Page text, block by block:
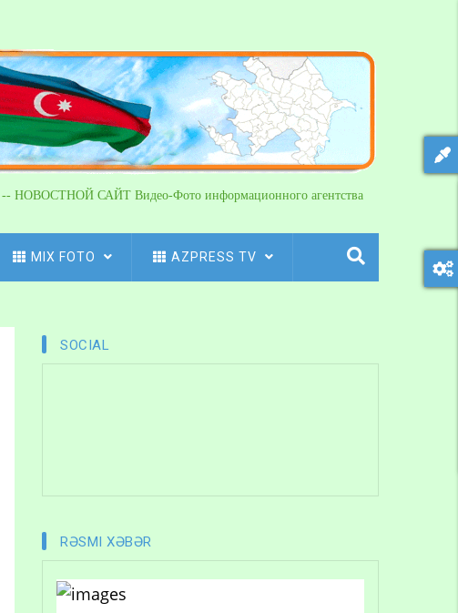
-- НОВОСТНОЙ САЙТ Видео-Фото информационного агентства
MIX FOTO AZPRESS TV
SOCIAL
RƏSMI XƏBƏR